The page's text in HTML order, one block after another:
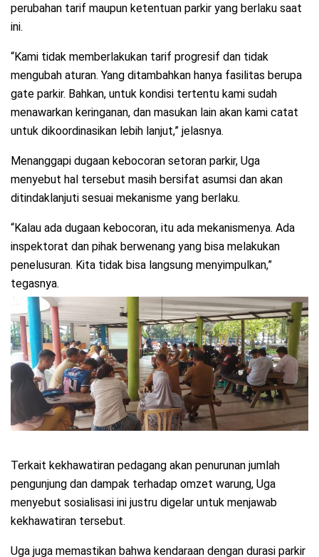
perubahan tarif maupun ketentuan parkir yang berlaku saat
ini.
“Kami tidak memberlakukan tarif progresif dan tidak
mengubah aturan. Yang ditambahkan hanya fasilitas berupa
gate parkir. Bahkan, untuk kondisi tertentu kami sudah
menawarkan keringanan, dan masukan lain akan kami catat
untuk dikoordinasikan lebih lanjut,” jelasnya.
Menanggapi dugaan kebocoran setoran parkir, Uga
menyebut hal tersebut masih bersifat asumsi dan akan
ditindaklanjuti sesuai mekanisme yang berlaku.
“Kalau ada dugaan kebocoran, itu ada mekanismenya. Ada
inspektorat dan pihak berwenang yang bisa melakukan
penelusuran. Kita tidak bisa langsung menyimpulkan,”
tegasnya.
Terkait kekhawatiran pedagang akan penurunan jumlah
pengunjung dan dampak terhadap omzet warung, Uga
menyebut sosialisasi ini justru digelar untuk menjawab
kekhawatiran tersebut.
Uga juga memastikan bahwa kendaraan dengan durasi parkir